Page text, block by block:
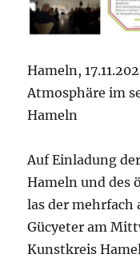
Hameln,
Atmosphäre im
Hameln
Auf Einladung
Hameln und des
las der mehrfach
Gücyeter am
Kunstkreis